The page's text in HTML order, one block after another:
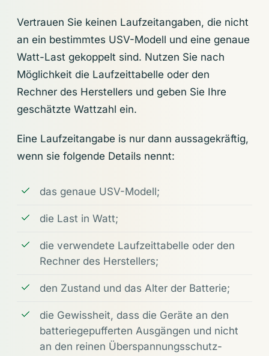
Vertrauen Sie keinen Laufzeitangaben, die nicht
an ein bestimmtes USV-Modell und eine genaue
Watt-Last gekoppelt sind. Nutzen Sie nach
Möglichkeit die Laufzeittabelle oder den
Rechner des Herstellers und geben Sie Ihre
geschätzte Wattzahl ein.
Eine Laufzeitangabe is nur dann aussagekräftig,
wenn sie folgende Details nennt:
das genaue USV-Modell;
die Last in Watt;
die verwendete Laufzeittabelle oder den
Rechner des Herstellers;
den Zustand und das Alter der Batterie;
die Gewissheit, dass die Geräte an den
batteriegepufferten Ausgängen und nicht
an den reinen Überspannungsschutz-